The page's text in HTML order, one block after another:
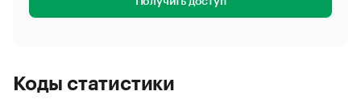
Коды статистики